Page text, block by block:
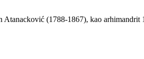
Atanacković (1788-1867), kao arhimandrit